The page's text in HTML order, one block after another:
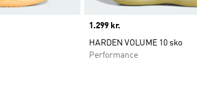
Price
1.299 kr.
HARDEN VOLUME 10 sko
Performance